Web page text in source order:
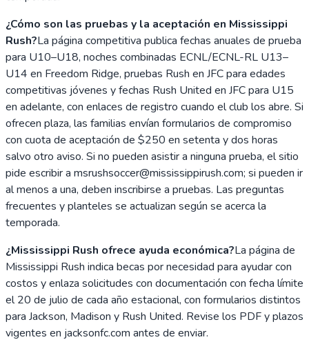
¿Cómo son las pruebas y la aceptación en Mississippi
Rush?La página competitiva publica fechas anuales de prueba
para U10–U18, noches combinadas ECNL/ECNL-RL U13–
U14 en Freedom Ridge, pruebas Rush en JFC para edades
competitivas jóvenes y fechas Rush United en JFC para U15
en adelante, con enlaces de registro cuando el club los abre. Si
ofrecen plaza, las familias envían formularios de compromiso
con cuota de aceptación de $250 en setenta y dos horas
salvo otro aviso. Si no pueden asistir a ninguna prueba, el sitio
pide escribir a msrushsoccer@mississippirush.com; si pueden ir
al menos a una, deben inscribirse a pruebas. Las preguntas
frecuentes y planteles se actualizan según se acerca la
temporada.
¿Mississippi Rush ofrece ayuda económica?La página de
Mississippi Rush indica becas por necesidad para ayudar con
costos y enlaza solicitudes con documentación con fecha límite
el 20 de julio de cada año estacional, con formularios distintos
para Jackson, Madison y Rush United. Revise los PDF y plazos
vigentes en jacksonfc.com antes de enviar.